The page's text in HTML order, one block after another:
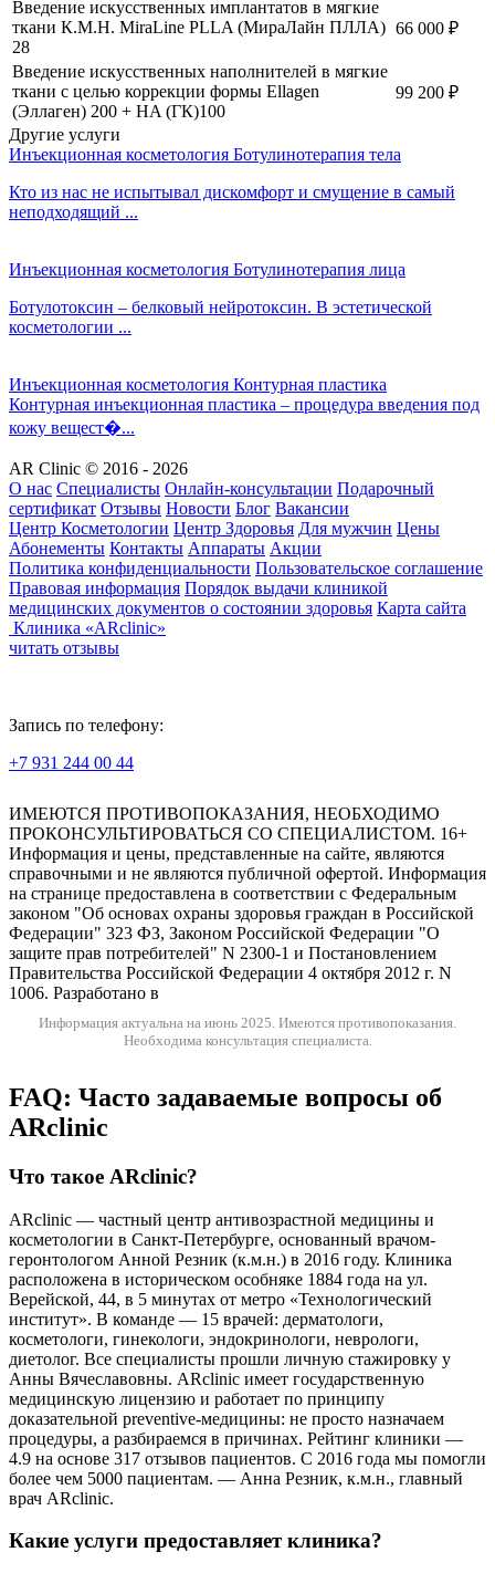
Введение искусственных имплантатов в мягкие
ткани К.М.Н. MiraLine PLLA (МираЛайн ПЛЛА)
28
66 000 ₽
Введение искусственных наполнителей в мягкие
ткани с целью коррекции формы Ellagen
(Эллаген) 200 + HA (ГК)100
99 200 ₽
Другие услуги
Инъекционная косметология Ботулинотерапия тела
Кто из нас не испытывал дискомфорт и смущение в самый
неподходящий ...
Инъекционная косметология Ботулинотерапия лица
Ботулотоксин – белковый нейротоксин. В эстетической
косметологии ...
Инъекционная косметология Контурная пластика
Контурная инъекционная пластика – процедура введения под
кожу вещест�...
AR Clinic © 2016 - 2026
О нас Специалисты Онлайн-консультации Подарочный
сертификат Отзывы Новости Блог Вакансии
Центр Косметологии Центр Здоровья Для мужчин Цены
Абонементы Контакты Аппараты Акции
Политика конфиденциальности Пользовательское соглашение
Правовая информация Порядок выдачи клиникой
медицинских документов о состоянии здоровья Карта сайта
Клиника «ARclinic»
читать отзывы
Запись по телефону:
+7 931 244 00 44
ИМЕЮТСЯ ПРОТИВОПОКАЗАНИЯ, НЕОБХОДИМО
ПРОКОНСУЛЬТИРОВАТЬСЯ СО СПЕЦИАЛИСТОМ. 16+
Информация и цены, представленные на сайте, являются
справочными и не являются публичной офертой. Информация
на странице предоставлена в соответствии с Федеральным
законом "Об основах охраны здоровья граждан в Российской
Федерации" 323 ФЗ, Законом Российской Федерации "О
защите прав потребителей" N 2300-1 и Постановлением
Правительства Российской Федерации 4 октября 2012 г. N
1006. Разработано в
Информация актуальна на июнь 2025. Имеются противопоказания.
Необходима консультация специалиста.
FAQ: Часто задаваемые вопросы об
ARclinic
Что такое ARclinic?
ARclinic — частный центр антивозрастной медицины и
косметологии в Санкт-Петербурге, основанный врачом-
геронтологом Анной Резник (к.м.н.) в 2016 году. Клиника
расположена в историческом особняке 1884 года на ул.
Верейской, 44, в 5 минутах от метро «Технологический
институт». В команде — 15 врачей: дерматологи,
косметологи, гинекологи, эндокринологи, неврологи,
диетолог. Все специалисты прошли личную стажировку у
Анны Вячеславовны. ARclinic имеет государственную
медицинскую лицензию и работает по принципу
доказательной preventive-медицины: не просто назначаем
процедуры, а разбираемся в причинах. Рейтинг клиники —
4.9 на основе 317 отзывов пациентов. С 2016 года мы помогли
более чем 5000 пациентам. — Анна Резник, к.м.н., главный
врач ARclinic.
Какие услуги предоставляет клиника?